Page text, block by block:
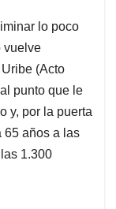
lo poco
vuelve
(Acto
punto que le
y, por la puerta
65 años a las
1.300